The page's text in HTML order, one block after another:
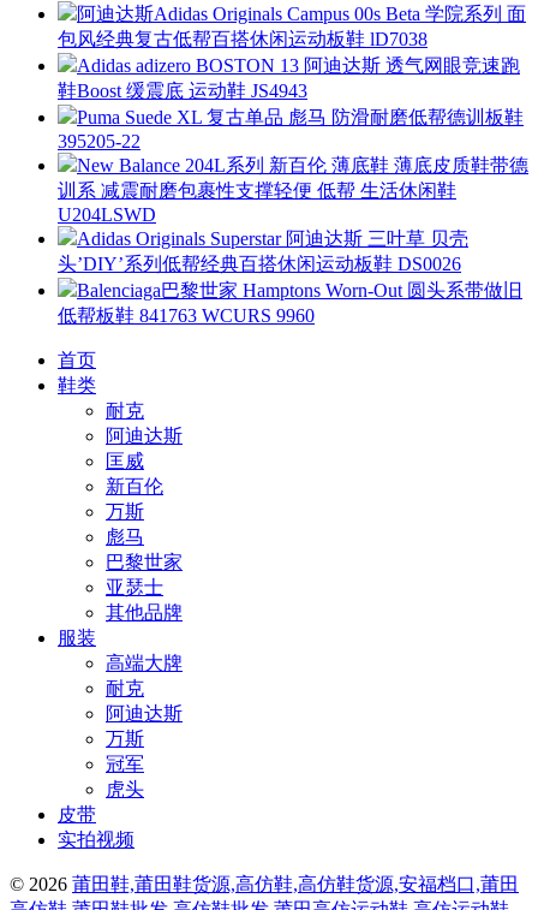
阿迪达斯Adidas Originals Campus 00s Beta 学院系列 面
包风经典复古低帮百搭休闲运动板鞋 lD7038
Adidas adizero BOSTON 13 阿迪达斯 透气网眼竞速跑
鞋Boost 缓震底 运动鞋 JS4943
Puma Suede XL 复古单品 彪马 防滑耐磨低帮德训板鞋
395205-22
New Balance 204L系列 新百伦 薄底鞋 薄底皮质鞋带德
训系 减震耐磨包裹性支撑轻便 低帮 生活休闲鞋
U204LSWD
Adidas Originals Superstar 阿迪达斯 三叶草 贝壳
头’DIY’系列低帮经典百搭休闲运动板鞋 DS0026
Balenciaga巴黎世家 Hamptons Worn-Out 圆头系带做旧
低帮板鞋 841763 WCURS 9960
首页
鞋类
耐克
阿迪达斯
匡威
新百伦
万斯
彪马
巴黎世家
亚瑟士
其他品牌
服装
高端大牌
耐克
阿迪达斯
万斯
冠军
虎头
皮带
实拍视频
© 2026 莆田鞋,莆田鞋货源,高仿鞋,高仿鞋货源,安福档口,莆田